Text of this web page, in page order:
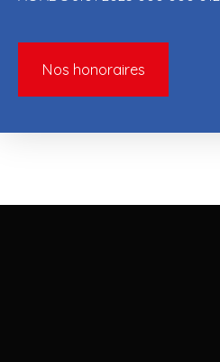
Nos honoraires